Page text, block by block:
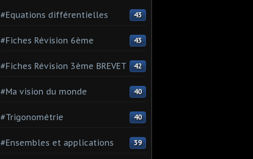
#Equations différentielles 43
#Fiches Révision 6ème 43
#Fiches Révision 3ème BREVET 42
#Ma vision du monde 40
#Trigonométrie 40
#Ensembles et applications 39